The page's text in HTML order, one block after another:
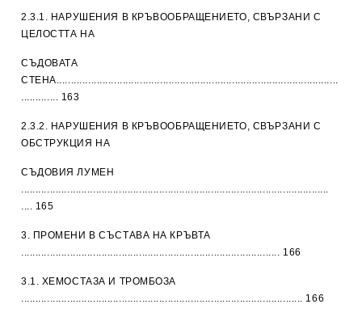
2.3.1. НАРУШЕНИЯ В КРЪВООБРАЩЕНИЕТО, СВЪРЗАНИ С
ЦЕЛОСТТА НА
СЪДОВАТА
СТЕНА..................................................................................................
............. 163
2.3.2. НАРУШЕНИЯ В КРЪВООБРАЩЕНИЕТО, СВЪРЗАНИ С
ОБСТРУКЦИЯ НА
СЪДОВИЯ ЛУМЕН
...........................................................................................................
.... 165
3. ПРОМЕНИ В СЪСТАВА НА КРЪВТА
.......................................................................................... 166
3.1. ХЕМОСТАЗА И ТРОМБОЗА
.................................................................................................. 166